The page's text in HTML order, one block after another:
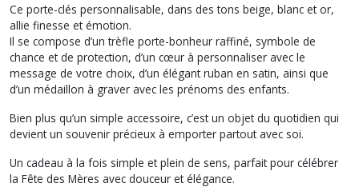
Ce porte-clés personnalisable, dans des tons beige, blanc et or,
allie finesse et émotion.
Il se compose d’un trèfle porte-bonheur raffiné, symbole de
chance et de protection, d’un cœur à personnaliser avec le
message de votre choix, d’un élégant ruban en satin, ainsi que
d’un médaillon à graver avec les prénoms des enfants.
Bien plus qu’un simple accessoire, c’est un objet du quotidien qui
devient un souvenir précieux à emporter partout avec soi.
Un cadeau à la fois simple et plein de sens, parfait pour célébrer
la Fête des Mères avec douceur et élégance.